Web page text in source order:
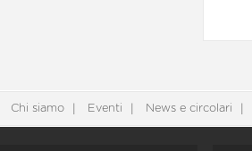
Chi siamo Eventi News e circolari